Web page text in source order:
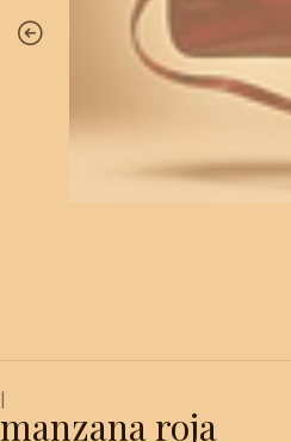
|
manzana roja